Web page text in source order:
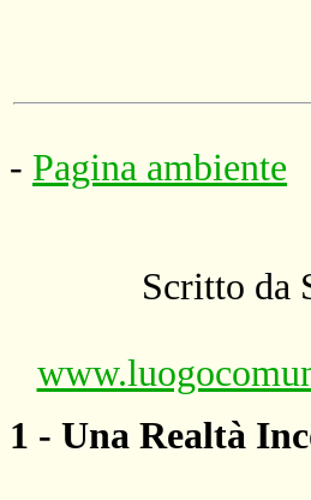
- Pagina ambiente
Scritto da
1 - Una Realtà